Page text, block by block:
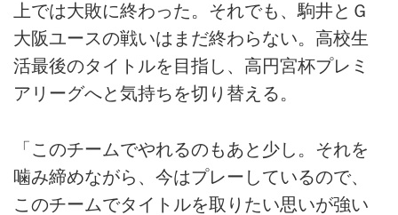
上では大敗に終わった。それでも、駒井とＧ
大阪ユースの戦いはまだ終わらない。高校生
活最後のタイトルを目指し、高円宮杯プレミ
アリーグへと気持ちを切り替える。
「このチームでやれるのもあと少し。それを
噛み締めながら、今はプレーしているので、
このチームでタイトルを取りたい思いが強い